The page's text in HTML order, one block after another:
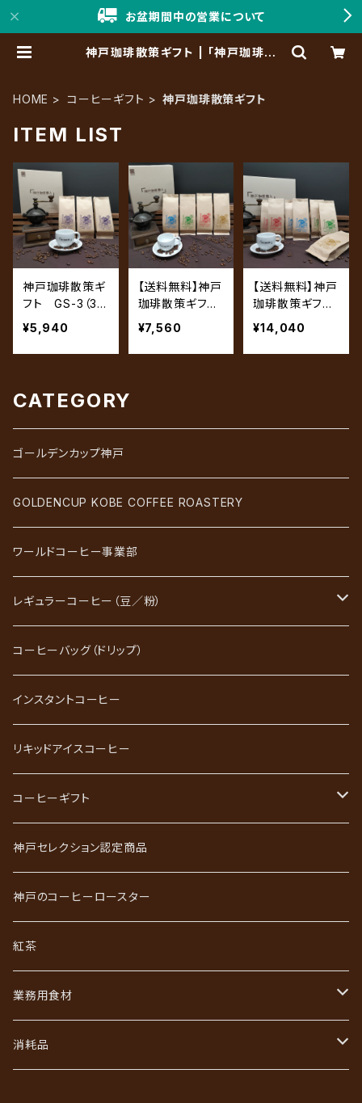
お盆期間中の営業について
神戸珈琲散策ギフト | 「神戸珈琲職
HOME コーヒーギフト 神戸珈琲散策ギフト
ITEM LIST
神戸珈琲散策ギ
フト GS-3（3
袋セット）
¥5,940
【送料無料】神戸
珈琲散策ギフ
ト GS-4（4袋
セット）
¥7,560
【送料無料】神戸
珈琲散策ギフ
ト GS-7（7袋
セット）
¥14,040
CATEGORY
ゴールデンカップ神戸
GOLDENCUP KOBE COFFEE ROASTERY
ワールドコーヒー事業部
レギュラーコーヒー（豆／粉）
ブレンドコーヒー
ストレートコーヒー
スペシャルティコーヒー
ごーるど四季限定珈琲
かれんだー珈琲
神戸珈琲散策
ジュエリーコーヒーシリーズ
あなただけのブレンド
初回限定お試しセット
コーヒーバッグ（ドリップ）
インスタントコーヒー
リキッドアイスコーヒー
コーヒーギフト
神戸珈琲職人ギフト
神戸珈琲散策ギフト
ワールドコーヒーギフト
コーヒーバッグ（ドリップ）ギフト
インスタントコーヒーギフト
神戸セレクション認定商品
神戸のコーヒーロースター
紅茶
業務用食材
フレッシュ・シュガー・ガムシロ
消耗品